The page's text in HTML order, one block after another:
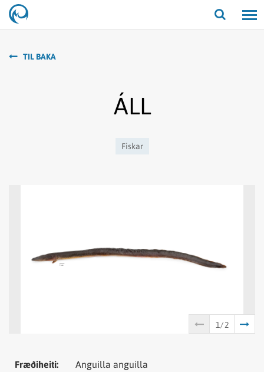
Opna/
TIL BAKA
ÁLL
Fiskar
Tungumál Samheiti
Fræðiheiti:
Anguilla anguilla